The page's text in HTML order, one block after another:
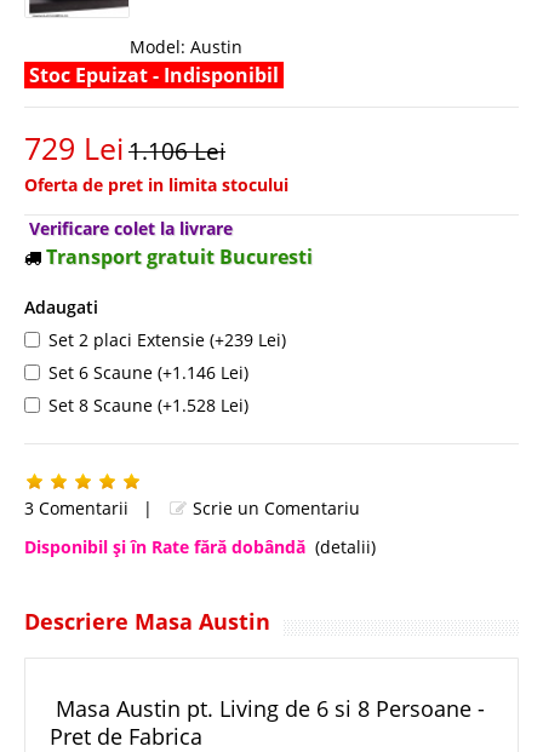
Model: Austin
Stoc Epuizat - Indisponibil
729 Lei1.106 Lei
Oferta de pret in limita stocului
Verificare colet la livrare
Transport gratuit Bucuresti
Adaugati
Set 2 placi Extensie (+239 Lei)
Set 6 Scaune (+1.146 Lei)
Set 8 Scaune (+1.528 Lei)
3 Comentarii |
Scrie un Comentariu
Disponibil şi în Rate fără dobândă (detalii)
Descriere Masa Austin
Masa Austin pt. Living de 6 si 8 Persoane -
Pret de Fabrica